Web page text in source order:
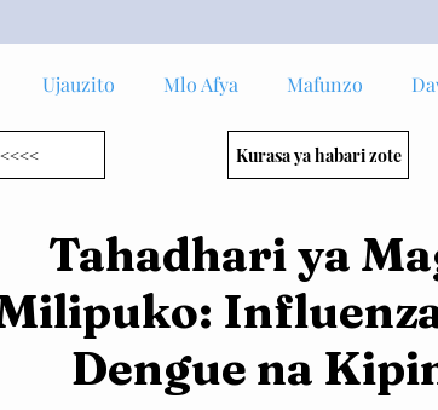
Ujauzito Mlo Afya Mafunzo
<<<< Kurasa ya habari zote
Tahadhari ya
Dengue na